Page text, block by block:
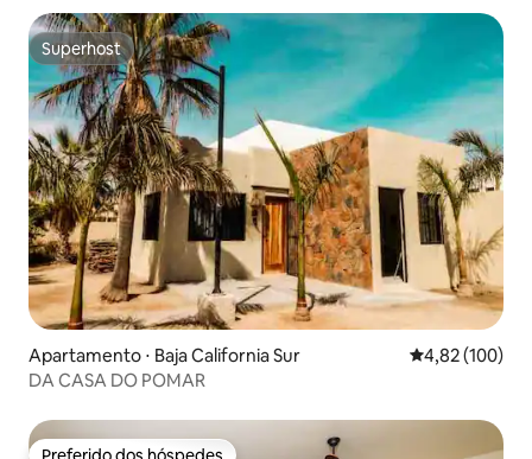
Superhost
Superhost
Apartamento ⋅ Baja California Sur 4,82 de uma
4,82 (100)
DA CASA DO POMAR